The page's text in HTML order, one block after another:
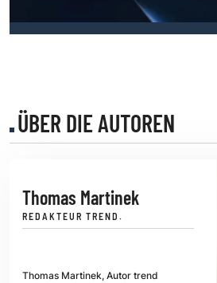
ÜBER DIE AUTOREN
Thomas Martinek
REDAKTEUR TREND.
Thomas Martinek, Autor trend